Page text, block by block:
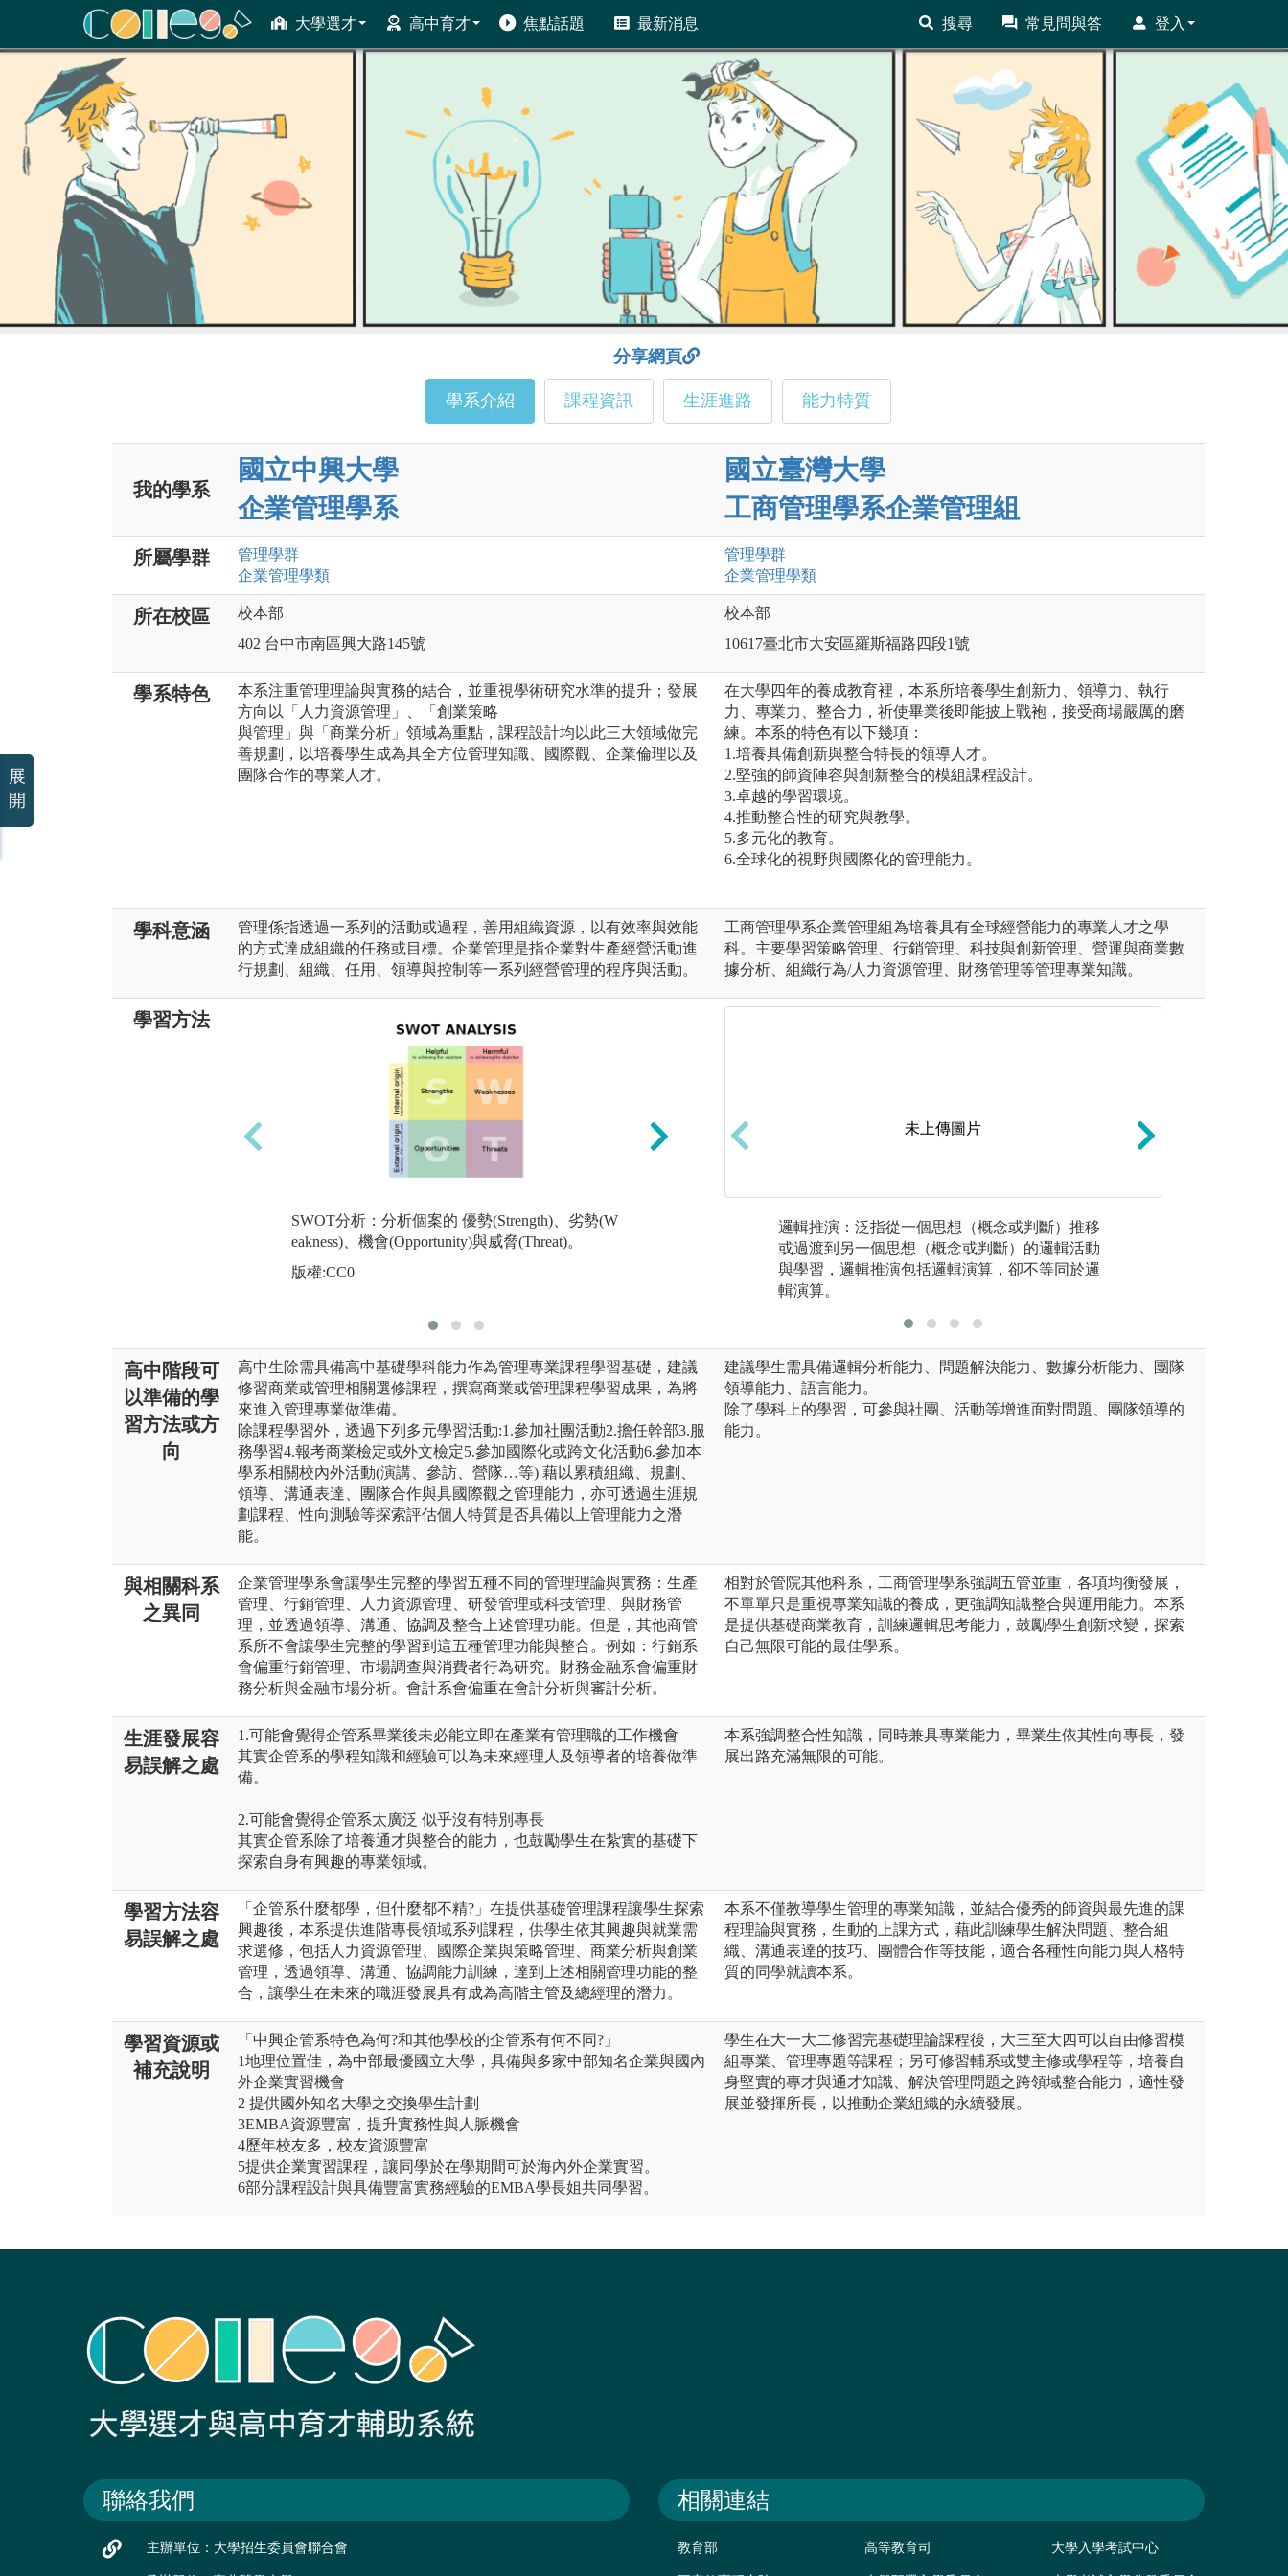
大學選才 高中育才 焦點話題 最新消息 搜尋 常見問與答 登入
ColleGo! 大學選才與高中育才輔助系統
分享網頁
學系介紹 課程資訊 生涯進路 能力特質
我的學系
國立中興大學
企業管理學系
國立臺灣大學
工商管理學系企業管理組
所屬學群 管理學群
企業管理學類
管理學群
企業管理學類
所在校區
校本部
402 台中市南區興大路145號
校本部
10617臺北市大安區羅斯福路四段1號
學系特色
本系注重管理理論與實務的結合，並重視學術研究水準的提升；發展
方向以「人力資源管理」、「創業策略
與管理」與「商業分析」領域為重點，課程設計均以此三大領域做完
善規劃，以培養學生成為具全方位管理知識、國際觀、企業倫理以及
團隊合作的專業人才。
在大學四年的養成教育裡，本系所培養學生創新力、領導力、執行
力、專業力、整合力，祈使畢業後即能披上戰袍，接受商場嚴厲的磨
練。本系的特色有以下幾項：
1.培養具備創新與整合特長的領導人才。
2.堅強的師資陣容與創新整合的模組課程設計。
3.卓越的學習環境。
4.推動整合性的研究與教學。
5.多元化的教育。
6.全球化的視野與國際化的管理能力。
學科意涵
管理係指透過一系列的活動或過程，善用組織資源，以有效率與效能
的方式達成組織的任務或目標。企業管理是指企業對生產經營活動進
行規劃、組織、任用、領導與控制等一系列經營管理的程序與活動。
工商管理學系企業管理組為培養具有全球經營能力的專業人才之學
科。主要學習策略管理、行銷管理、科技與創新管理、營運與商業數
據分析、組織行為/人力資源管理、財務管理等管理專業知識。
學習方法
SWOT分析：分析個案的 優勢(Strength)、劣勢(W
eakness)、機會(Opportunity)與威脅(Threat)。
版權:CC0
用課堂所學分析並提出解決方案。
版權:CC0
未上傳圖片
邏輯推演：泛指從一個思想（概念或判斷）推移
或過渡到另一個思想（概念或判斷）的邏輯活動
與學習，邏輯推演包括邏輯演算，卻不等同於邏
輯演算。
高中階段可
以準備的學
習方法或方
向
高中生除需具備高中基礎學科能力作為管理專業課程學習基礎，建議
修習商業或管理相關選修課程，撰寫商業或管理課程學習成果，為將
來進入管理專業做準備。
除課程學習外，透過下列多元學習活動:1.參加社團活動2.擔任幹部3.服
務學習4.報考商業檢定或外文檢定5.參加國際化或跨文化活動6.參加本
學系相關校內外活動(演講、參訪、營隊…等) 藉以累積組織、規劃、
領導、溝通表達、團隊合作與具國際觀之管理能力，亦可透過生涯規
劃課程、性向測驗等探索評估個⼈特質是否具備以上管理能力之潛
能。
建議學生需具備邏輯分析能力、問題解決能力、數據分析能力、團隊
領導能力、語言能力。
除了學科上的學習，可參與社團、活動等增進面對問題、團隊領導的
能力。
與相關科系
之異同
企業管理學系會讓學生完整的學習五種不同的管理理論與實務：生產
管理、行銷管理、人力資源管理、研發管理或科技管理、與財務管
理，並透過領導、溝通、協調及整合上述管理功能。但是，其他商管
系所不會讓學生完整的學習到這五種管理功能與整合。例如：行銷系
會偏重行銷管理、市場調查與消費者行為研究。財務金融系會偏重財
務分析與金融市場分析。會計系會偏重在會計分析與審計分析。
相對於管院其他科系，工商管理學系強調五管並重，各項均衡發展，
不單單只是重視專業知識的養成，更強調知識整合與運用能力。本系
是提供基礎商業教育，訓練邏輯思考能力，鼓勵學生創新求變，探索
自己無限可能的最佳學系。
生涯發展容
易誤解之處
1.可能會覺得企管系畢業後未必能立即在產業有管理職的工作機會
其實企管系的學程知識和經驗可以為未來經理人及領導者的培養做準
備。
2.可能會覺得企管系太廣泛 似乎沒有特別專長
其實企管系除了培養通才與整合的能力，也鼓勵學生在紮實的基礎下
探索自身有興趣的專業領域。
本系強調整合性知識，同時兼具專業能力，畢業生依其性向專長，發
展出路充滿無限的可能。
學習方法容
易誤解之處
「企管系什麼都學，但什麼都不精?」在提供基礎管理課程讓學生探索
興趣後，本系提供進階專長領域系列課程，供學生依其興趣與就業需
求選修，包括人力資源管理、國際企業與策略管理、商業分析與創業
管理，透過領導、溝通、協調能力訓練，達到上述相關管理功能的整
合，讓學生在未來的職涯發展具有成為高階主管及總經理的潛力。
本系不僅教導學生管理的專業知識，並結合優秀的師資與最先進的課
程理論與實務，生動的上課方式，藉此訓練學生解決問題、整合組
織、溝通表達的技巧、團體合作等技能，適合各種性向能力與人格特
質的同學就讀本系。
學習資源或
補充說明
「中興企管系特色為何?和其他學校的企管系有何不同?」
1地理位置佳，為中部最優國立大學，具備與多家中部知名企業與國內
外企業實習機會
2 提供國外知名大學之交換學生計劃
3EMBA資源豐富，提升實務性與人脈機會
4歷年校友多，校友資源豐富
5提供企業實習課程，讓同學於在學期間可於海內外企業實習。
6部分課程設計與具備豐富實務經驗的EMBA學長姐共同學習。
學生在大一大二修習完基礎理論課程後，大三至大四可以自由修習模
組專業、管理專題等課程；另可修習輔系或雙主修或學程等，培養自
身堅實的專才與通才知識、解決管理問題之跨領域整合能力，適性發
展並發揮所長，以推動企業組織的永續發展。
聯絡我們
主辦單位：大學招生委員會聯合會
相關連結
教育部 高等教育司 大學入學考試中心
展
開